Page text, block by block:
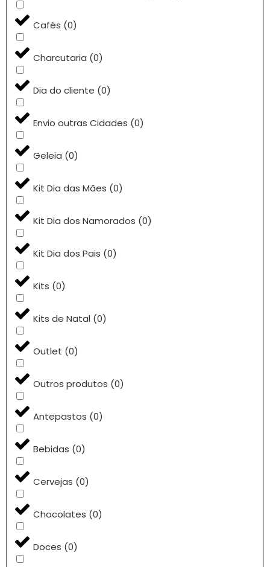
Cafés (0)
Charcutaria (0)
Dia do cliente (0)
Envio outras Cidades (0)
Geleia (0)
Kit Dia das Mães (0)
Kit Dia dos Namorados (0)
Kit Dia dos Pais (0)
Kits (0)
Kits de Natal (0)
Outlet (0)
Outros produtos (0)
Antepastos (0)
Bebidas (0)
Cervejas (0)
Chocolates (0)
Doces (0)